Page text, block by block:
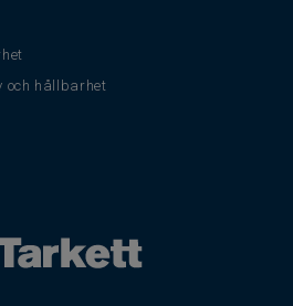
och hållbarhet